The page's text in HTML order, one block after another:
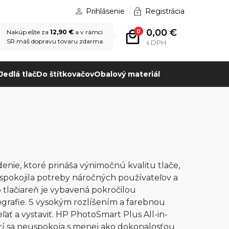
Prihlásenie Registrácia
0 0,00 €
s DPH
Nakúp ešte za 12,90 € a v rámci
SR máš dopravu tovaru zdarma.
tlačDo štítkovačovObalový materiál
ktoré prináša výnimočnú kvalitu tlače,
potreby náročných používateľov a
je vybavená pokročilou
S vysokým rozlíšením a farebnou
a vystaviť. HP PhotoSmart Plus All-in-
neuspokoja s menej ako dokonalosťou.